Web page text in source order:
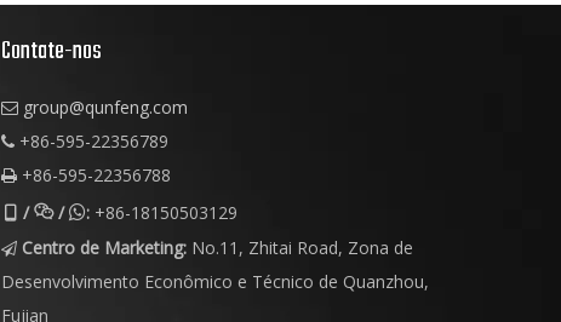
Contate-nos
 group@qunfeng.com
 +86-595-22356789
 +86-595-22356788
//: +86-18150503129
 Centro de Marketing: No.11, Zhitai Road, Zona de
Desenvolvimento Econômico e Técnico de Quanzhou,
Fujian